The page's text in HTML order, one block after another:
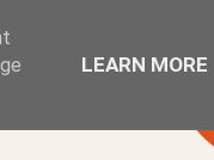
LEARN MORE